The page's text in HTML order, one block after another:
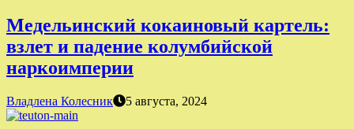
Медельинский кокаиновый картель:
взлет и падение колумбийской
наркоимперии
Владлена Колесник 5 августа, 2024